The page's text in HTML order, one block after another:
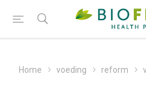
Home voeding reform